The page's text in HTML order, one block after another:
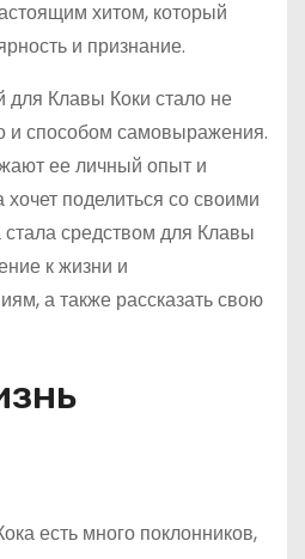
хитом, который
и признание.
для Клавы Коки стало не
и способом самовыражения.
ее личный опыт и
поделиться со своими
средством для Клавы
к жизни и
а также рассказать свою
есть много поклонников,